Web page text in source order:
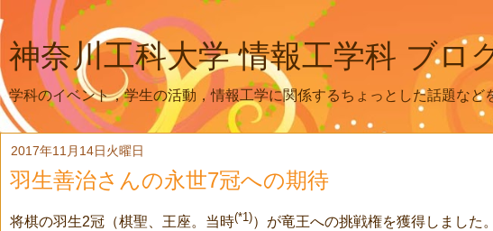
神奈川工科大学 情報工学科 ブロ
学科のイベント，学生の活動，情報工学に関係するちょっとした話題など
2017年11月14日火曜日
羽生善治さんの永世7冠への期待
将棋の羽生2冠（棋聖、王座。当時(*1)）が竜王への挑戦権を獲得しました